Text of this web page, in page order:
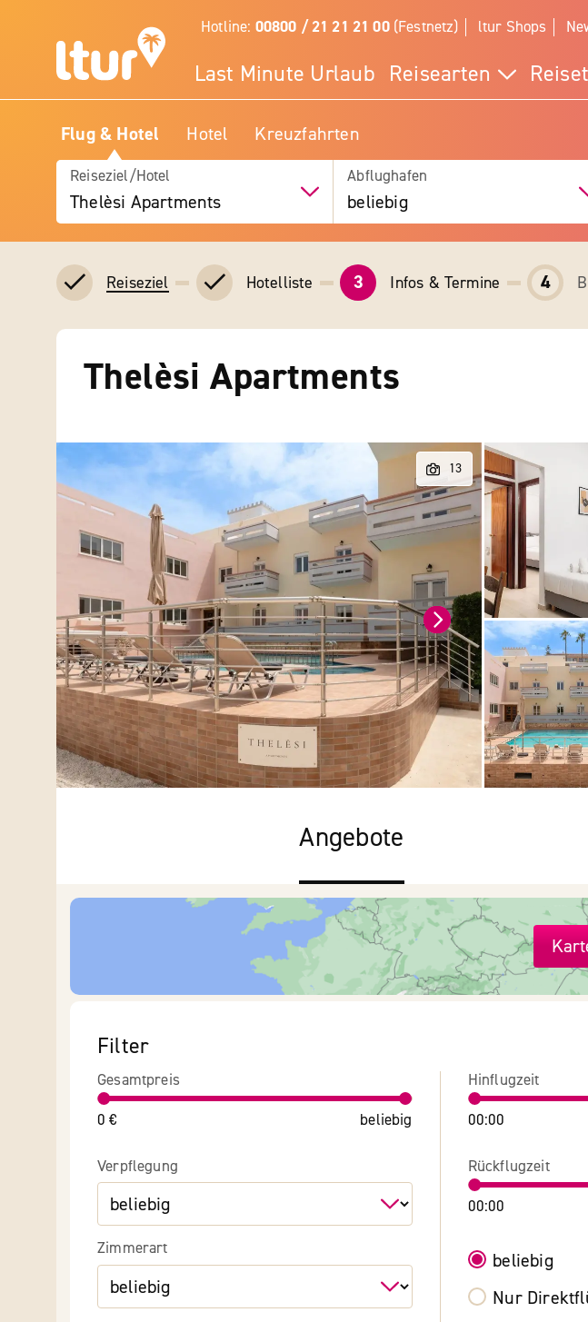
Hotline: 00800 / 21 21 21 00(Festnetz) ltur Shops
Last Minute Urlaub Reisearten
Flug & Hotel Hotel Kreuzfahrten
Reiseziel/Hotel
Thelèsi Apartments
Abflughafen
beliebig
Reiseziel Hotelliste 3 Infos & Termine 4
Thelèsi Apartments
Angebote
Filter
Gesamtpreis
0 € beliebig
Verpflegung
Zimmerart
Hinflugzeit
00:00
Rückflugzeit
00:00
beliebig
Nur